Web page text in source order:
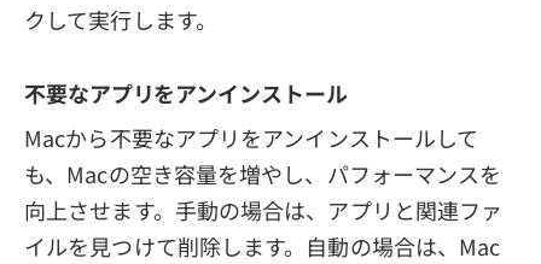
クして実行します。
不要なアプリをアンインストール
Macから不要なアプリをアンインストールして
も、Macの空き容量を増やし、パフォーマンスを
向上させます。手動の場合は、アプリと関連ファ
イルを見つけて削除します。自動の場合は、Mac